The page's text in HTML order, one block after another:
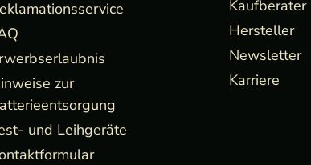
zur
und Leihgeräte
Kaufberater
Hersteller
Newsletter
Karriere